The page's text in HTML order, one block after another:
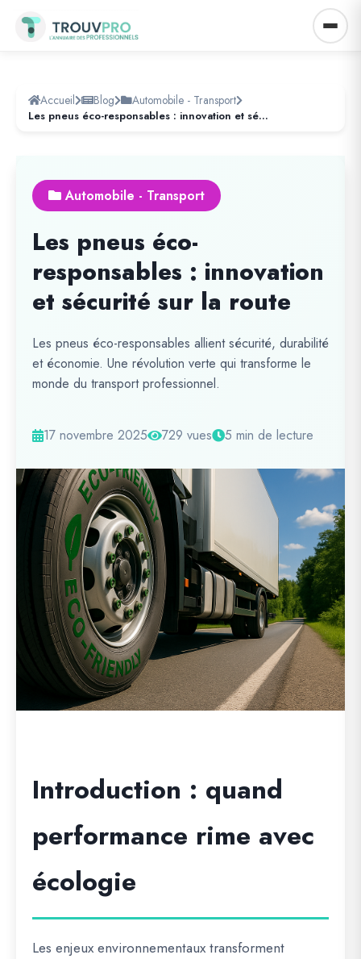
Accueil Blog Automobile - Transport
Les pneus éco-responsables : innovation et sécurité sur la route
Automobile - Transport
Les pneus éco-
responsables : innovation
et sécurité sur la route
Les pneus éco-responsables allient sécurité, durabilité
et économie. Une révolution verte qui transforme le
monde du transport professionnel.
17 novembre 2025 729 vues 5 min de lecture
Introduction : quand
performance rime avec
écologie
Les enjeux environnementaux transforment